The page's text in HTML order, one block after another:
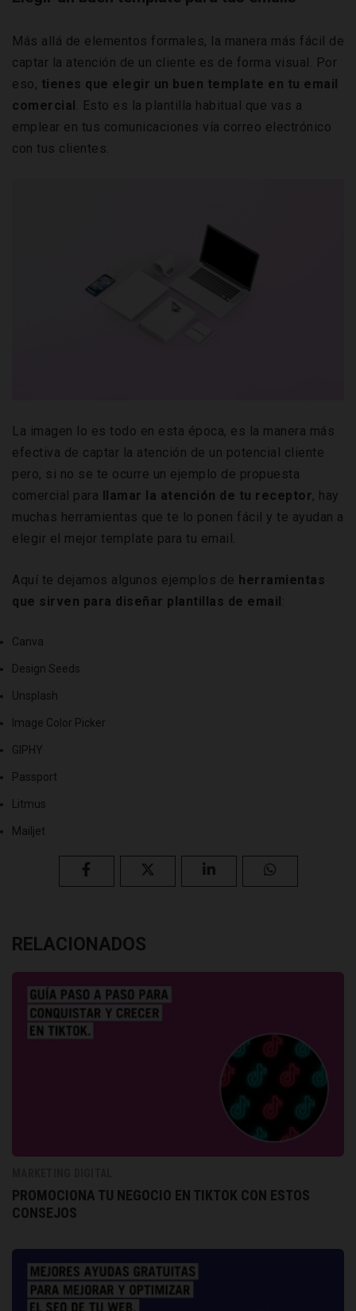
Más allá de elementos formales, la manera más fácil de
captar la atención de un cliente es de forma visual. Por
eso, tienes que elegir un buen template en tu email
comercial . Esto es la plantilla habitual que vas a
emplear en tus comunicaciones vía correo electrónico
con tus clientes.
La imagen lo es todo en esta época, es la manera más
efectiva de captar la atención de un potencial cliente
pero, si no se te ocurre un ejemplo de propuesta
comercial para llamar la atención de tu receptor, hay
muchas herramientas que te lo ponen fácil y te ayudan a
elegir el mejor template para tu email.
Aquí te dejamos algunos ejemplos de herramientas
que sirven para diseñar plantillas de email :
Canva
Design Seeds
Unsplash
Image Color Picker
GIPHY
Passport
Litmus
Mailjet
RELACIONADOS
PROMOCIONA TU NEGOCIO EN TIKTOK CON ESTOS
CONSEJOS